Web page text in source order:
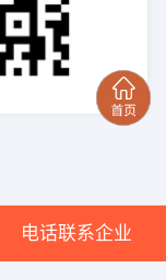
电话联系企业